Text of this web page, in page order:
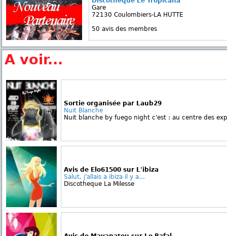
Gare
72130 Coulombiers-LA HUTTE
50 avis des membres
A voir...
Sortie organisée par Laub29
Nuit Blanche
Nuit blanche by fuego night c'est : au centre des
Avis de Elo61500 sur L'ibiza
Salut, j'allais a ibiza il y a...
Discotheque La Milesse